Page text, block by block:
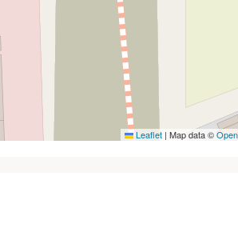
Leaflet | Map data ©